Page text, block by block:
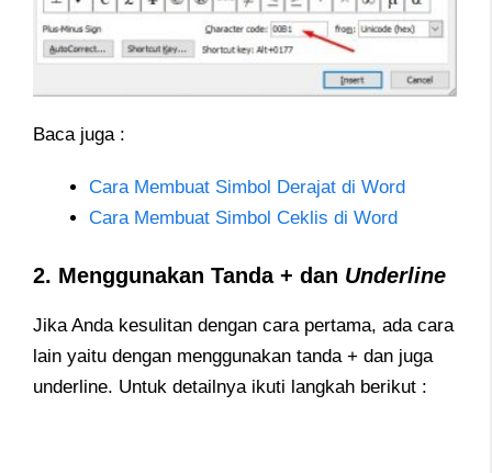
Baca juga :
Cara Membuat Simbol Derajat di Word
Cara Membuat Simbol Ceklis di Word
2. Menggunakan Tanda + dan Underline
Jika Anda kesulitan dengan cara pertama, ada cara
lain yaitu dengan menggunakan tanda + dan juga
underline. Untuk detailnya ikuti langkah berikut :